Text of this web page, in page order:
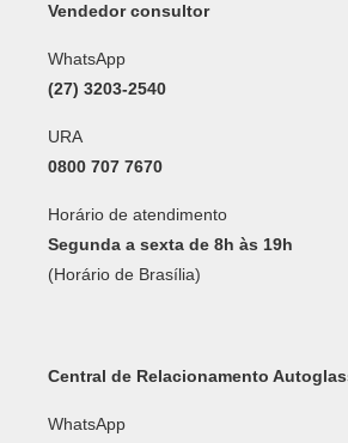
Vendedor consultor
WhatsApp
(27) 3203-2540
URA
0800 707 7670
Horário de atendimento
Segunda a sexta de 8h às 19h
(Horário de Brasília)
Central de Relacionamento
WhatsApp